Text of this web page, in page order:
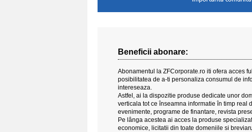
Beneficii abonare:
Abonamentul la ZFCorporate.ro iti ofera acces
posibilitatea de a-ti personaliza consumul de
intereseaza.
Astfel, ai la dispozitie produse dedicate unor
verticala tot ce înseamna informatie în timp real
evenimente, programe de finantare, revista
Pe lânga acestea ai acces la produse
economice, licitatii din toate domeniile si